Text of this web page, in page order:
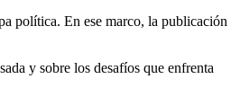
política. En ese marco, la publicación
y sobre los desafíos que enfrenta